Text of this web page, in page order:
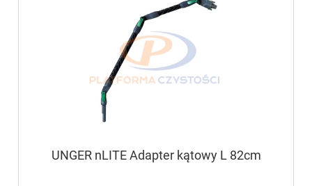
UNGER nLITE Adapter kątowy L 82cm